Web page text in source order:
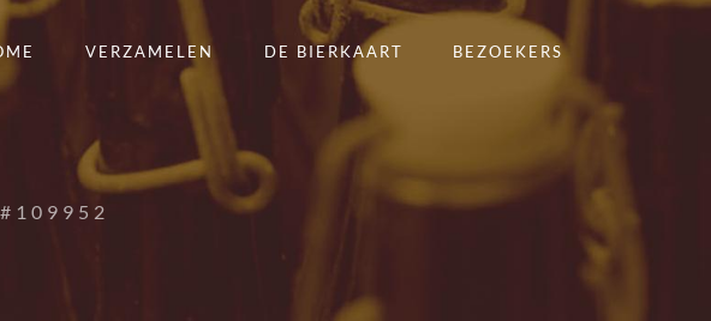
VERZAMELEN DE BIERKAART BEZOEKERS